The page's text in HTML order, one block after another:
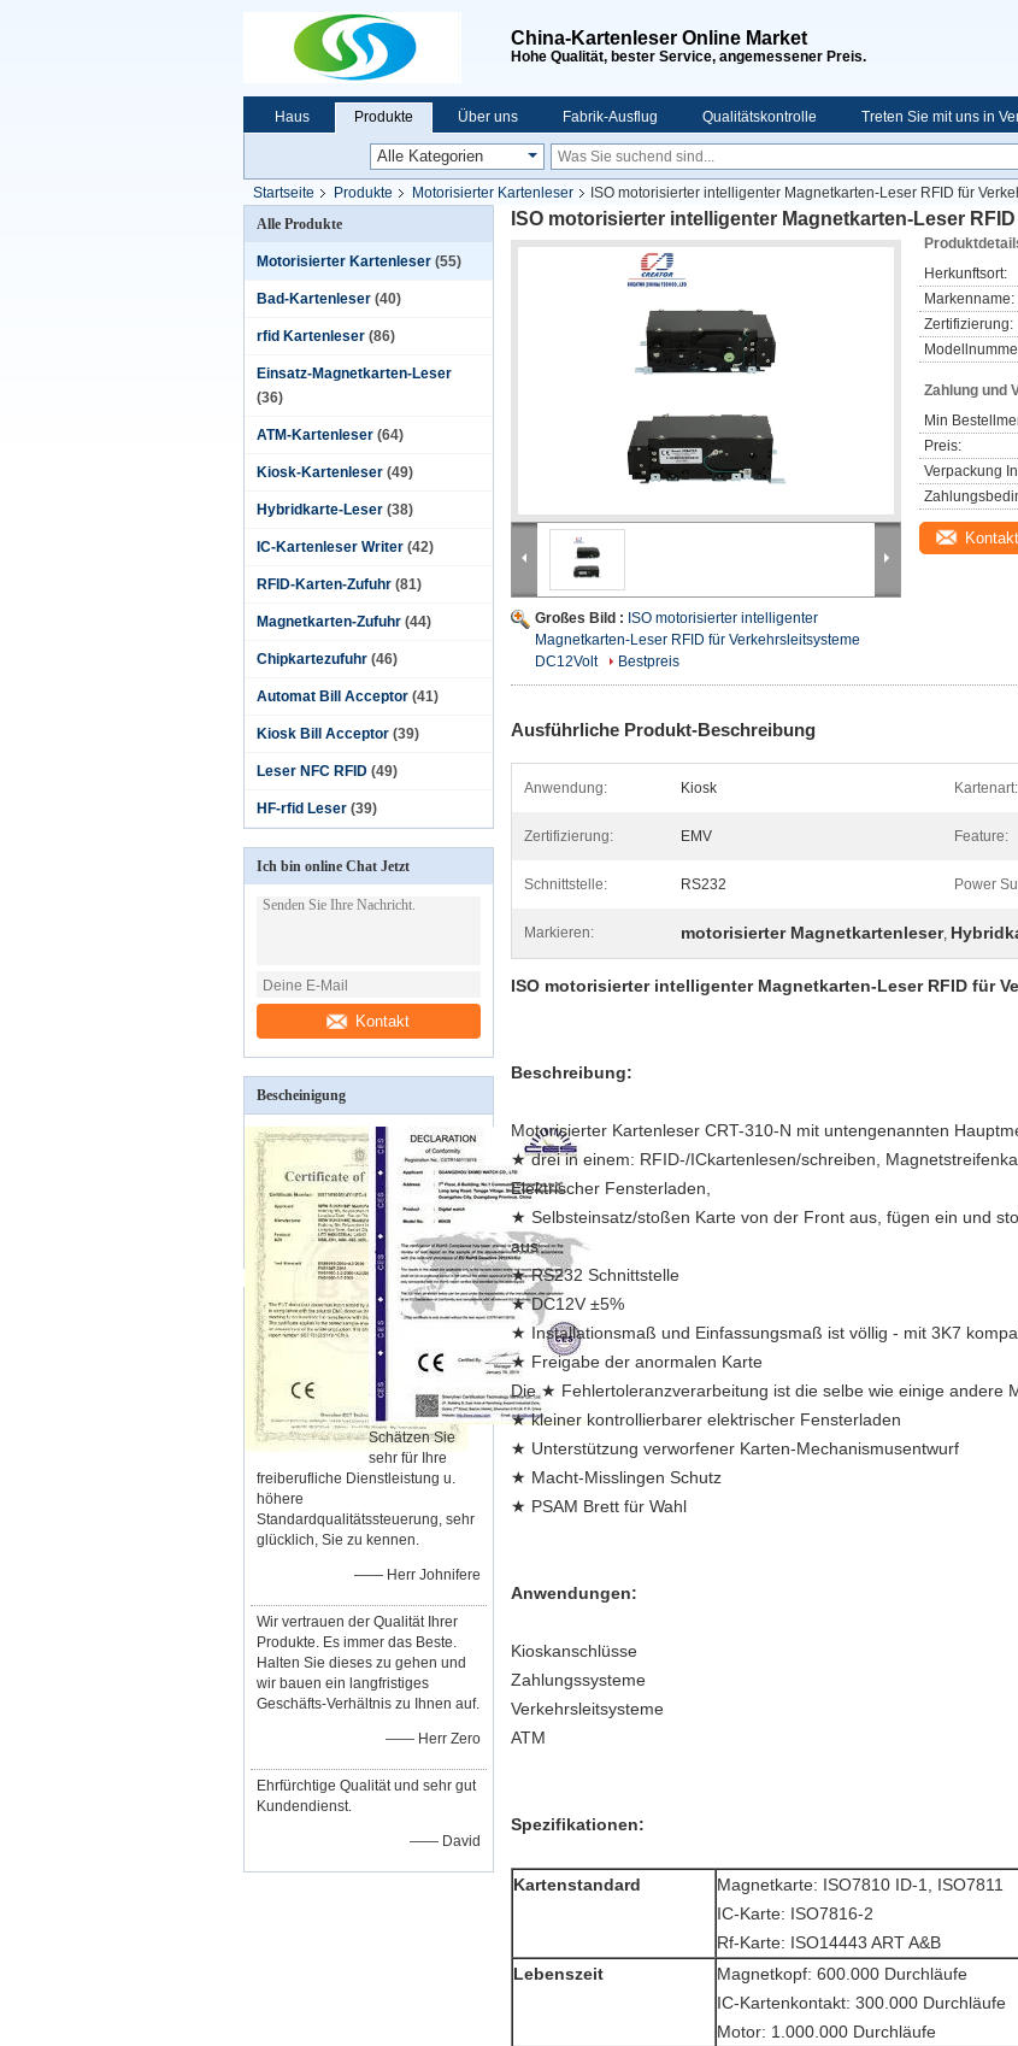
China-Kartenleser Online Market
Hohe Qualität, bester Service, angemessener Preis.
Haus Produkte Über uns Fabrik-Ausflug Qualitätskontrolle Treten Sie mit uns in
Startseite Produkte Motorisierter Kartenleser
ISO motorisierter intelligenter Magnetkarten-Leser RFID für
Alle Produkte
Motorisierter Kartenleser (55)
Bad-Kartenleser (40)
rfid Kartenleser (86)
Einsatz-Magnetkarten-Leser
(36)
ATM-Kartenleser (64)
Kiosk-Kartenleser (49)
Hybridkarte-Leser (38)
IC-Kartenleser Writer (42)
RFID-Karten-Zufuhr (81)
Magnetkarten-Zufuhr (44)
Chipkartezufuhr (46)
Automat Bill Acceptor (41)
Kiosk Bill Acceptor (39)
Leser NFC RFID (49)
HF-rfid Leser (39)
Ich bin online Chat Jetzt
Kontakt
Bescheinigung
Schätzen Sie
sehr für Ihre
freiberufliche Dienstleistung u.
höhere
Standardqualitätssteuerung, sehr
glücklich, Sie zu kennen.
—— Herr Johnifere
Wir vertrauen der Qualität Ihrer
Produkte. Es immer das Beste.
Halten Sie dieses zu gehen und
wir bauen ein langfristiges
Geschäfts-Verhältnis zu Ihnen auf.
—— Herr Zero
Ehrfürchtige Qualität und sehr gut
Kundendienst.
—— David
ISO motorisierter intelligenter Magnetkarten-Leser
Großes Bild : ISO motorisierter intelligenter
Magnetkarten-Leser RFID für Verkehrsleitsysteme
DC12Volt
Bestpreis
Herkunftsort:
Markenname:
Zertifizierung:
Zahlung und
Min
Preis:
Verpackung
Kontakt
Ausführliche Produkt-Beschreibung
Anwendung: Kiosk Kartenart:
Zertifizierung: EMV Feature:
Schnittstelle: RS232 Power
Markieren: motorisierter Magnetkartenleser,
ISO motorisierter intelligenter Magnetkarten-Leser RFID für
Beschreibung:
Motorisierter Kartenleser CRT-310-N mit untengenannten
★ drei in einem: RFID-/ICkartenlesen/schreiben,
Elektrischer Fensterladen,
★ Selbsteinsatz/stoßen Karte von der Front aus, fügen ein und
aus
★ RS232 Schnittstelle
★ DC12V ±5%
★ Installationsmaß und Einfassungsmaß ist völlig - mit 3K7
★ Freigabe der anormalen Karte
Die ★ Fehlertoleranzverarbeitung ist die selbe wie einige andere
★ kleiner kontrollierbarer elektrischer Fensterladen
★ Unterstützung verworfener Karten-Mechanismusentwurf
★ Macht-Misslingen Schutz
★ PSAM Brett für Wahl
Anwendungen:
Kioskanschlüsse
Zahlungssysteme
Verkehrsleitsysteme
ATM
Spezifikationen:
Kartenstandard
Magnetkarte: ISO7810 ID-1, ISO7811
IC-Karte: ISO7816-2
Rf-Karte: ISO14443 ART A&B
Lebenszeit
Magnetkopf: 600.000 Durchläufe
IC-Kartenkontakt: 300.000 Durchläufe
Motor: 1.000.000 Durchläufe